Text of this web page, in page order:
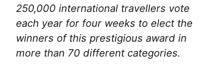
250,000 international travellers vote
each year for four weeks to elect the
winners of this prestigious award in
more than 70 different categories.